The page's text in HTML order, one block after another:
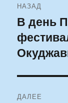
по
записям
НАЗАД
Предыдущая
запись:
В день
ДАЛЕЕ